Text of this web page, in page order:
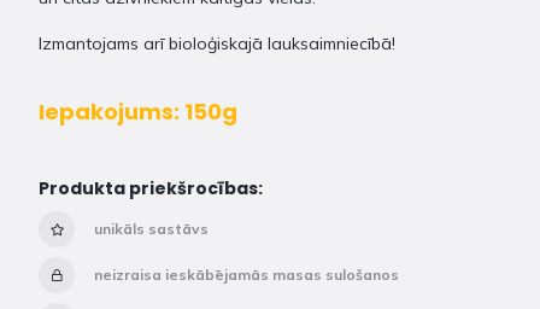
Izmantojams arī bioloģiskajā lauksaimniecībā!
Iepakojums: 150g
Produkta priekšrocības:
unikāls sastāvs
neizraisa ieskābējamās masas sulošanos